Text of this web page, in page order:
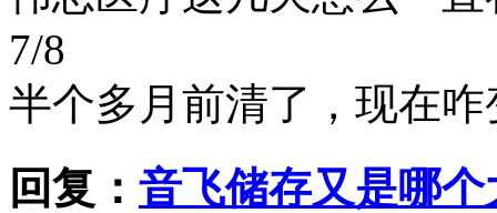
7/8
半个多月前清了，现在
回复： 音飞储存又是哪